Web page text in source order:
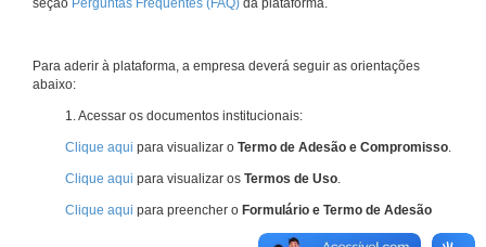
seção Perguntas Frequentes (FAQ) da plataforma.
Para aderir à plataforma, a empresa deverá seguir as orientações
abaixo:
1. Acessar os documentos institucionais:
Clique aqui para visualizar o Termo de Adesão e Compromisso.
Clique aqui para visualizar os Termos de Uso.
Clique aqui para preencher o Formulário e Termo de Adesão